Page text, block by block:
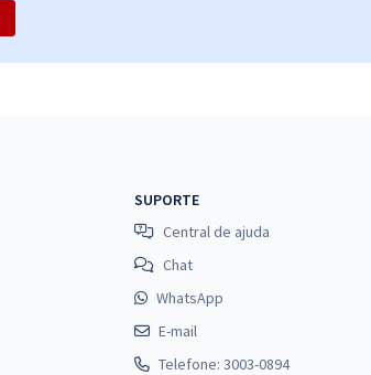
SUPORTE
Central de ajuda
Chat
WhatsApp
E-mail
Telefone: 3003-0894